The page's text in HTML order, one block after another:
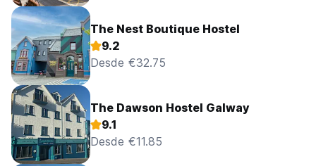
The Nest Boutique Hostel
9.2
Desde €32.75
The Dawson Hostel Galway
9.1
Desde €11.85